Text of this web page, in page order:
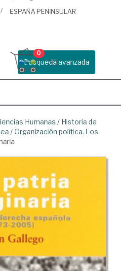
ESPAÑA PENINSULAR
Busqueda avanzada
0
Humanas / Historia de
/Organización política. Los